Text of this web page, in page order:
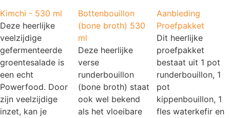
Kimchi - 530 ml
Deze heerlijke
veelzijdige
gefermenteerde
groentesalade is
een echt
Powerfood. Door
zijn veelzijdige
inzet, kan je
Bottenbouillon
(bone broth) 530
ml
Deze heerlijke
verse
runderbouillon
(bone broth) staat
ook wel bekend
als het vloeibare
Aanbieding
Proefpakket
Dit heerlijke
proefpakket
bestaat uit 1 pot
runderbouillon, 1
pot
kippenbouillon, 1
fles waterkefir en